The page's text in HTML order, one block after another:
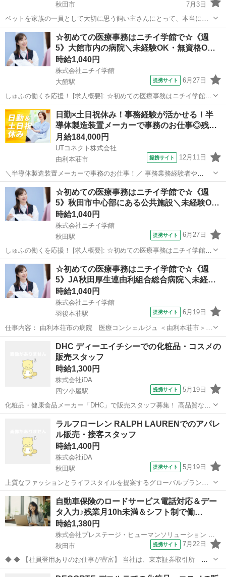
秋田市
7月3日
ペットを家族の一員として大切に思う飼い主さんにとって、本当に役
立つサービスを提供したい—— そんな想いから私たちは日々活動して
います。 しかし、まだまだペット業界には多くの課題があります。飼
い主さんが安心して相談できる...
秋田 秋田市 事務 スタッフ
☆初めての医療事務はニチイ学館で☆《週
5》大館市内の病院＼未経験OK・無資格O…
時給1,040円
株式会社ニチイ学館
大館駅
提携サイト 6月27日
しゅふの働くを応援！ [求人概要]: ☆初めての医療事務はニチイ学館で
☆《週5》大館市内の病院＼未経験OK・無資格OK／家計にも嬉しい資
格取得の受講料キャッシュバック制度あり◎ [職種名]: 無資格・未経験
OKの医療事務...
秋田 大館駅 一般事務
日勤×土日祝休み！事務経験が活かせる！半
導体製造装置メーカーで事務のお仕事◎残…
月給184,000円
UTコネクト株式会社
由利本荘市
提携サイト 12月11日
＼半導体製造装置メーカーで事務のお仕事！／ 事務業務経験者や
Excelツールの使用できる方歓迎！ 資材管理経験者や加工図面がわか
る方大歓迎☆ ラクラク座り仕事をお探しの方に オススメのお仕事です
◎ ＜具体的には…＞...
秋田 由利本荘市 電話対応
☆初めての医療事務はニチイ学館で☆《週
5》秋田市中心部にある公共施設＼未経験O…
時給1,040円
株式会社ニチイ学館
秋田駅
提携サイト 6月27日
しゅふの働くを応援！ [求人概要]: ☆初めての医療事務はニチイ学館で
☆《週5》秋田市中心部にある公共施設＼未経験OK・無資格OK／家計
にも嬉しい資格取得の受講料キャッシュバック制度あり◎ [職種名]: 無
資格・未経験O...
秋田 秋田駅 一般事務
☆初めての医療事務はニチイ学館で☆《週
5》JA秋田厚生連由利組合総合病院＼未経…
時給1,040円
株式会社ニチイ学館
羽後本荘駅
提携サイト 6月19日
仕事内容： 由利本荘市の病院 医療コンシェルジュ ＜由利本荘市＞案
内業務（フロアコンシェルジュ） パート／未経験・ブランクOK！患
者さまと明るく対応できる方歓迎！医療機関の顔「コンシェルジュ」
で一緒に働きませんか ※このお仕...
羽後本荘駅
DHC ディーエイチシーでの化粧品・コスメの
販売スタッフ
時給1,300円
株式会社iDA
四ツ小屋駅
提携サイト 5月19日
化粧品・健康食品メーカー「DHC」で販売スタッフ募集！ 高品質な商
品を手の届く価格で提供し、圧倒的な会員数を誇るブランド。 DHCの
ビューティー＆ヘルスアドバイザーとして活躍しませんか？ 【仕事内
容】 ●化粧品・コスメ・...
ラルフローレン RALPH LAURENでのアパレ
ル販売・接客スタッフ
時給1,400円
株式会社iDA
秋田駅
提携サイト 5月19日
上質なファッションとライフスタイルを提案するグローバルブランド
「ラルフローレン」で店舗スタッフ大募集！ 【お仕事内容】 ●接客販
売 ●レジ業務 ●品出し・商品陳列 ●在庫管理 ●ディスプレイなど 【期
間】即日～長期：週...
秋田 秋田市 秋田駅
自動車保険のロードサービス電話対応＆デー
タ入力♪残業月10h未満＆シフト制で働…
時給1,380円
秋田市
提携サイト 7月22日
◆ ◆ 【社員登用ありのお仕事が豊富】 当社は、東京証券取引所 プ
ライム市場である株式会社プレステージ・インターナショナルのグル